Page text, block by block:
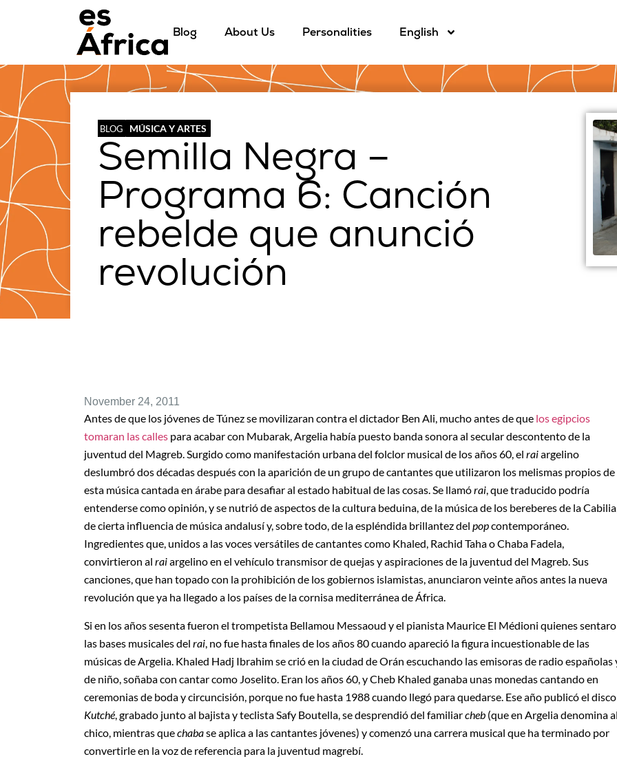
Blog About Us Personalities English
BLOG MÚSICA Y ARTES
Semilla Negra –
Programa 6: Canción
rebelde que anunció
revolución
November 24, 2011
Antes de que los jóvenes de Túnez se movilizaran contra el dictador Ben Ali, mucho antes de que los egipcios
tomaran las calles para acabar con Mubarak, Argelia había puesto banda sonora al secular descontento de la
juventud del Magreb. Surgido como manifestación urbana del folclor musical de los años 60, el raiargelino
deslumbró dos décadas después con la aparición de un grupo de cantantes que utilizaron los melismas propios de
esta música cantada en árabe para desafiar al estado habitual de las cosas. Se llamórai, que traducido podría
entenderse como opinión, y se nutrió de aspectos de la cultura beduina, de la música de los bereberes de la
de cierta influencia de música andalusí y, sobre todo, de la espléndida brillantez del popcontemporáneo.
Ingredientes que, unidos a las voces versátiles de cantantes como Khaled, Rachid Taha o Chaba Fadela,
convirtieron al raiargelino en el vehículo transmisor de quejas y aspiraciones de la juventud del Magreb. Sus
canciones, que han topado con la prohibición de los gobiernos islamistas, anunciaron veinte años antes la nueva
revolución que ya ha llegado a los países de la cornisa mediterránea de África.
Si en los años sesenta fueron el trompetista Bellamou Messaoud y el pianista Maurice El Médioni quienes
las bases musicales del rai , no fue hasta finales de los años 80 cuando apareció la figura incuestionable de las
músicas de Argelia. Khaled Hadj Ibrahim se crió en la ciudad de Orán escuchando las emisoras de radio españolas
de niño, soñaba con cantar como Joselito. Eran los años 60, y Cheb Khaled ganaba unas monedas cantando en
ceremonias de boda y circuncisión, porque no fue hasta 1988 cuando llegó para quedarse. Ese año publicó el disco
Kutché , grabado junto al bajista y teclista Safy Boutella, se desprendió del familiarcheb (que en Argelia denomina
chico, mientras quechabase aplica a las cantantes jóvenes) y comenzó una carrera musical que ha terminado por
convertirle en la voz de referencia para la juventud magrebí.